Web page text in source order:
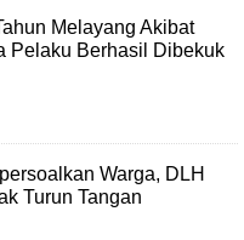
Melayang Akibat
Pelaku Berhasil Dibekuk
Warga, DLH
Turun Tangan